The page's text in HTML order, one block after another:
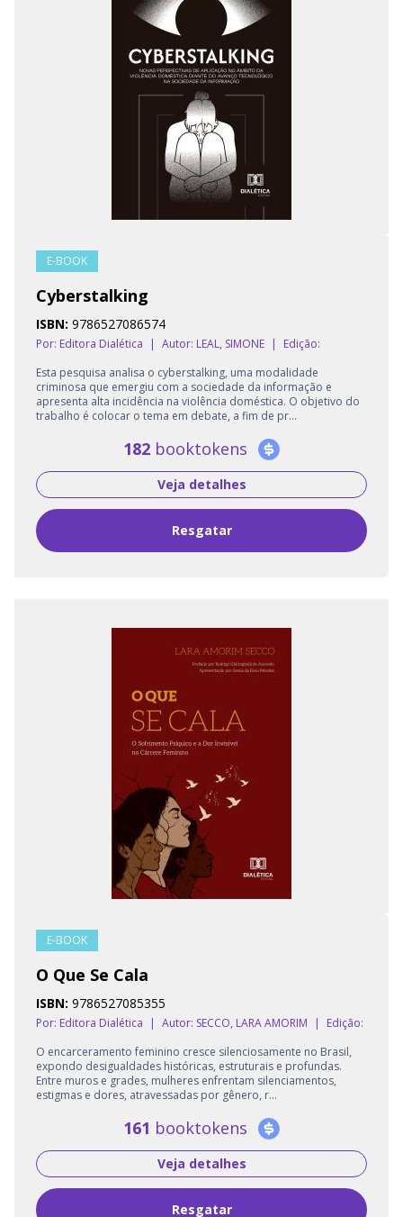
E-BOOK
Cyberstalking
ISBN: 9786527086574
Por: Editora Dialética | Autor: LEAL, SIMONE |
Edição:
Esta pesquisa analisa o cyberstalking, uma modalidade
criminosa que emergiu com a sociedade da informação e
apresenta alta incidência na violência doméstica. O objetivo do
trabalho é colocar o tema em debate, a fim de pr...
182 booktokens
Veja detalhes
Resgatar
E-BOOK
O Que Se Cala
ISBN: 9786527085355
Por: Editora Dialética | Autor: SECCO, LARA AMORIM |
Edição:
O encarceramento feminino cresce silenciosamente no Brasil,
expondo desigualdades históricas, estruturais e profundas.
Entre muros e grades, mulheres enfrentam silenciamentos,
estigmas e dores, atravessadas por gênero, r...
161 booktokens
Veja detalhes
Resgatar